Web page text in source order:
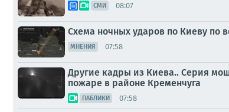
СМИ 08:07
Схема ночных ударов по Киеву по
МНЕНИЯ 07:58
Другие кадры из Киева.. Серия
пожаре в районе Кременчуга
ПАБЛИКИ 07:58